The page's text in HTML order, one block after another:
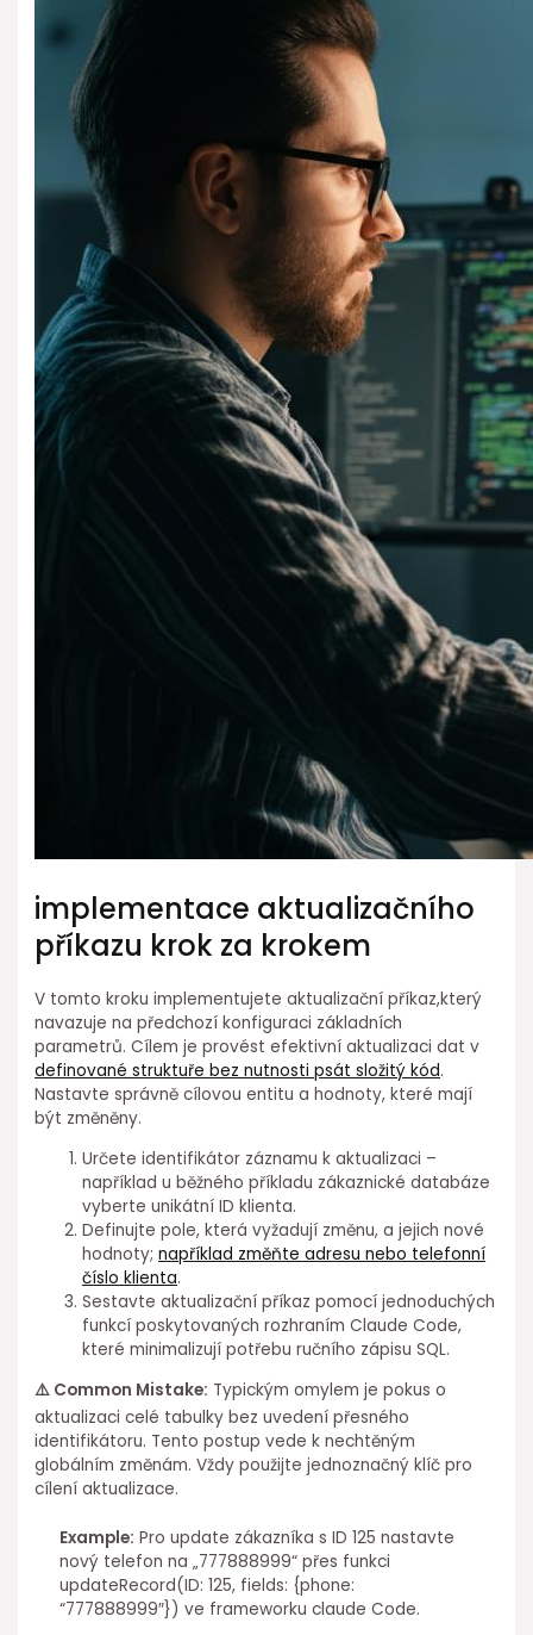
implementace aktualizačního
⁣příkazu krok za krokem
V ⁢tomto kroku ⁤implementujete aktualizační příkaz,který
navazuje na⁣ předchozí konfiguraci ⁣základních⁤
parametrů. Cílem ⁤je provést efektivní aktualizaci dat v⁢
definované struktuře bez nutnosti psát složitý kód.
Nastavte správně cílovou entitu a hodnoty, které mají
být změněny.
Určete identifikátor záznamu k aktualizaci –
například u běžného ⁤příkladu zákaznické databáze
vyberte unikátní ID klienta.
Definujte ⁢pole, která vyžadují změnu, a jejich nové
hodnoty; ⁤například změňte⁣ adresu nebo telefonní
číslo klienta.
Sestavte⁢ aktualizační příkaz⁢ pomocí⁤ jednoduchých
funkcí poskytovaných rozhraním Claude Code,
které minimalizují potřebu ručního zápisu SQL.
⚠️ Common Mistake: Typickým omylem je pokus o
⁣aktualizaci celé tabulky bez uvedení⁢ přesného
identifikátoru. Tento postup⁤ vede k nechtěným
globálním změnám. Vždy použijte jednoznačný klíč pro
cílení aktualizace.
Example: Pro update zákazníka s ID 125 nastavte
nový telefon na „777888999“ přes funkci
⁤updateRecord(ID: 125, fields: {phone:
⁣“777888999″}) ve frameworku claude Code.